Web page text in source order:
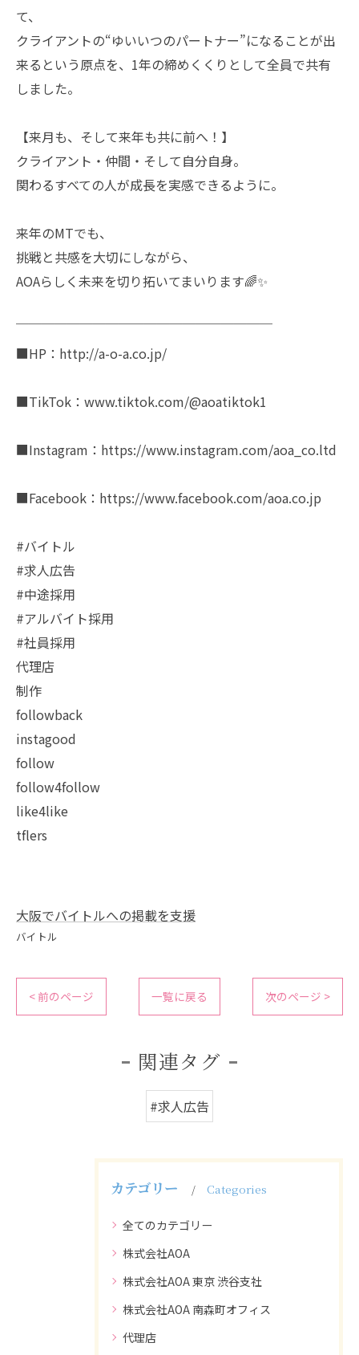
て、
クライアントの“ゆいいつのパートナー”になることが出
来るという原点を、1年の締めくくりとして全員で共有
しました。
【来月も、そして来年も共に前へ！】
クライアント・仲間・そして自分自身。
関わるすべての人が成長を実感できるように。
来年のMTでも、
挑戦と共感を大切にしながら、
AOAらしく未来を切り拓いてまいります🌈✨
￣￣￣￣￣￣￣￣￣￣￣￣￣￣￣￣￣￣￣￣
■HP：http://a-o-a.co.jp/
■TikTok：www.tiktok.com/@aoatiktok1
■Instagram：https://www.instagram.com/aoa_co.ltd
■Facebook：https://www.facebook.com/aoa.co.jp
#バイトル
#求人広告
#中途採用
#アルバイト採用
#社員採用
代理店
制作
followback
instagood
follow
follow4follow
like4like
tflers
大阪でバイトルへの掲載を支援
バイトル
< 前のページ 一覧に戻る 次のページ >
関連タグ
#求人広告
カテゴリー Categories
全てのカテゴリー
株式会社AOA
株式会社AOA 東京 渋谷支社
株式会社AOA 南森町オフィス
代理店